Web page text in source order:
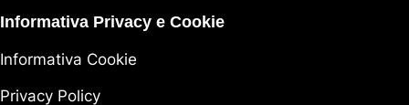
Informativa Privacy e Cookie
Informativa Cookie
Privacy Policy